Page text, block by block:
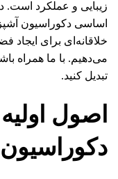
زیبایی و عملکرد است.
اساسی دکوراسیون
خلاقانه‌ای برای ایجاد
می‌دهیم. با ما همراه
تبدیل کنید.
اصول